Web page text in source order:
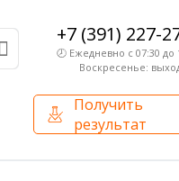
+7 (391) 227-
🕗 Ежедневно с 07:30 до
Воскресенье:
Получить
результат